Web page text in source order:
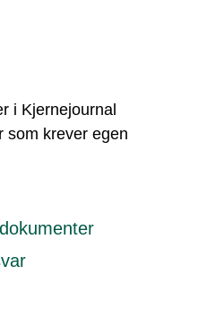
i Kjernejournal
som krever egen